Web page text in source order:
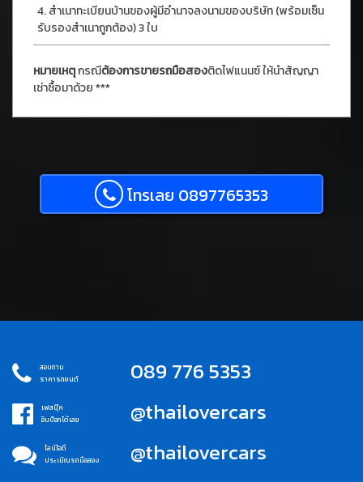
สำเนาทะเบียนบ้านของผู้มีอำนาจลงนามของบริษัท (พร้อมเซ็น
รับรองสำเนาถูกต้อง) 3 ใบ
หมายเหตุกรณีต้องการขายรถมือสองติดไฟแนนซ์ ให้นำสัญญา
เช่าซื้อมาด้วย ***
โทรเลย 0897765353
สอบถาม
ราคารถยนต์
089 776 5353
เฟสบุ๊ค
อินบ็อกได้เลย
@thailovercars
ไลน์ไอดี
ประเมิณรถมือสอง
@thailovercars